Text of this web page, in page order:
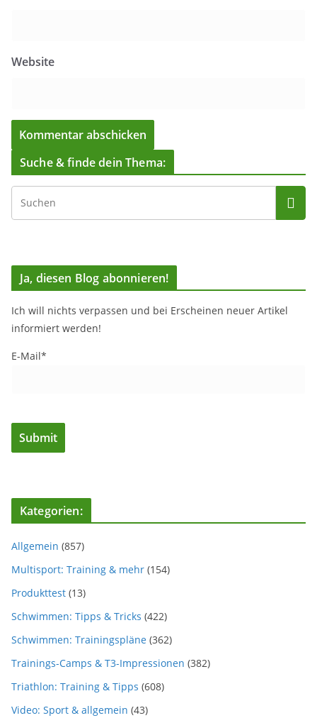
Website
Suche & finde dein Thema:
Ja, diesen Blog abonnieren!
Ich will nichts verpassen und bei Erscheinen neuer Artikel
informiert werden!
E-Mail*
Kategorien:
Allgemein (857)
Multisport: Training & mehr (154)
Produkttest (13)
Schwimmen: Tipps & Tricks (422)
Schwimmen: Trainingspläne (362)
Trainings-Camps & T3-Impressionen (382)
Triathlon: Training & Tipps (608)
Video: Sport & allgemein (43)